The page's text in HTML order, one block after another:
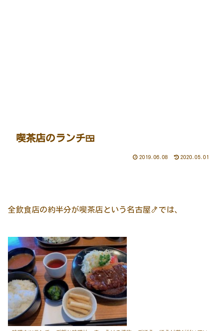
喫茶店のランチ🍱
2019.06.08 2020.05.01
全飲食店の約半分が喫茶店という名古屋🍤では、